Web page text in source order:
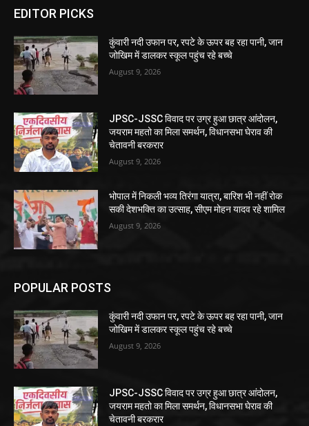
EDITOR PICKS
कुंवारी नदी उफान पर, रपटे के ऊपर बह रहा पानी, जान
जोखिम में डालकर स्कूल पहुंच रहे बच्चे
August 9, 2026
JPSC-JSSC विवाद पर उग्र हुआ छात्र आंदोलन,
जयराम महतो का मिला समर्थन, विधानसभा घेराव की
चेतावनी बरकरार
August 9, 2026
भोपाल में निकली भव्य तिरंगा यात्रा, बारिश भी नहीं रोक
सकी देशभक्ति का उत्साह, सीएम मोहन यादव रहे शामिल
August 9, 2026
POPULAR POSTS
कुंवारी नदी उफान पर, रपटे के ऊपर बह रहा पानी, जान
जोखिम में डालकर स्कूल पहुंच रहे बच्चे
August 9, 2026
JPSC-JSSC विवाद पर उग्र हुआ छात्र आंदोलन,
जयराम महतो का मिला समर्थन, विधानसभा घेराव की
चेतावनी बरकरार